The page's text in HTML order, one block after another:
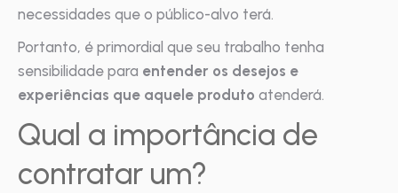
necessidades que o público-alvo terá.
Portanto, é primordial que seu trabalho tenha
sensibilidade para entender os desejos e
experiências que aquele produto atenderá.
Qual a importância de
contratar um?